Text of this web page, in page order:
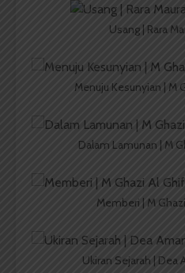
Usang | Rara
Menuju Kesunyian | M
Dalam Lamunan | M
Memberi | M
Ukiran Sejarah | Dea